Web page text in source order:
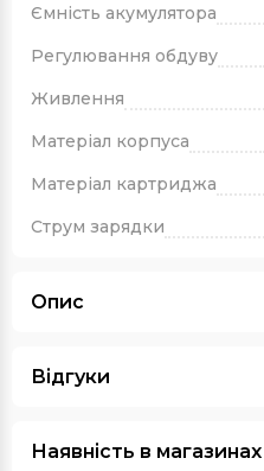
Ємність акумулятора
Регулювання обдуву
Живлення
Матеріал корпуса
Матеріал картриджа
Струм зарядки
Опис
Відгуки
Наявність в магазинах